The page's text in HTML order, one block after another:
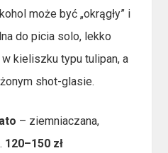
może być „okrągły” i
do picia solo, lekko
w kieliszku typu tulipan, a
shot-glasie.
– ziemniaczana,
120–150 zł